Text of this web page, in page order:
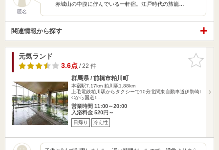
匿名
赤城山の中腹に佇んでいる一軒宿。江戸時代の旅籠…
関連情報から探す
お気に入
りに追加
元気ランド
3.6点/ 22 件
群馬県 / 前橋市粕川町
本宿駅7.17km 粕川駅1.88km
上毛電鉄粕川駅からタクシーで10分北関東自動車道伊勢崎I
Cから国道1…
営業時間 11:00～20:00
入浴料金 520円～
日帰り 冷え性